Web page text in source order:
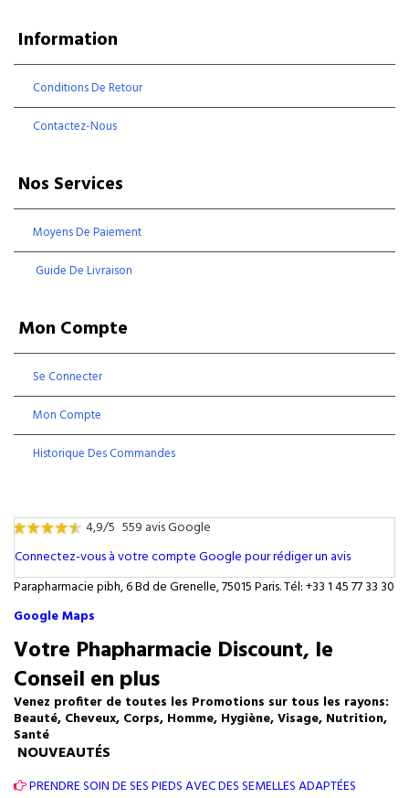
Information
Conditions De Retour
Contactez-Nous
Nos Services
Moyens De Paiement
Guide De Livraison
Mon Compte
Se Connecter
Mon Compte
Historique Des Commandes
4,9/5 559 avis Google
Connectez-vous à votre compte Google pour rédiger un avis
Parapharmacie pibh, 6 Bd de Grenelle, 75015 Paris. Tél: +33 1 45 77 33 30
Google Maps
Votre Phapharmacie Discount, le
Conseil en plus
Venez profiter de toutes les Promotions sur tous les rayons:
Beauté, Cheveux, Corps, Homme, Hygiène, Visage, Nutrition,
Santé
NOUVEAUTÉS
PRENDRE SOIN DE SES PIEDS AVEC DES SEMELLES ADAPTÉES